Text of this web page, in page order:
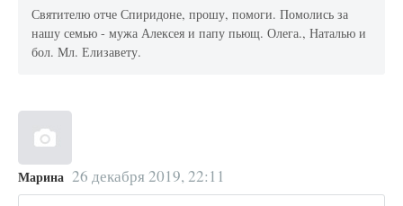
Святителю отче Спиридоне, прошу, помоги. Помолись за
нашу семью - мужа Алексея и папу пьющ. Олега., Наталью и
бол. Мл. Елизавету.
Марина 26 декабря 2019, 22:11